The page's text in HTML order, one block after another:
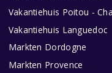
Vakantiehuis Poitou -
Vakantiehuis Languedoc
Markten Dordogne
Markten Provence